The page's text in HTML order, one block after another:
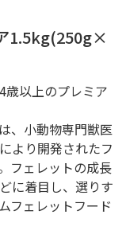
1.5kg(250g×
歳以上のプレミア
、小動物専門獣医
より開発されたフ
フェレットの成長
に着目し、選りす
フェレットフード